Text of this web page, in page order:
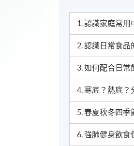
1. 認識家庭常用
2. 認識日常食品
3. 如何配合日常
4. 寒底？熱底？
5. 春夏秋冬四季
6. 強肺健身飲食